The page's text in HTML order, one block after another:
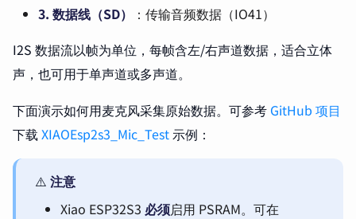
3. 数据线（SD）
：传输音频数据（IO41）
I2S 数据流以帧为单位，每帧含左/右声道数据，适合立体
声，也可用于单声道或多声道。
下面演示如何用麦克风采集原始数据。可参考 GitHub 项目
下载 XIAOEsp2s3_Mic_Test示例：
⚠️ 注意
Xiao ESP32S3 必须启用 PSRAM。可在